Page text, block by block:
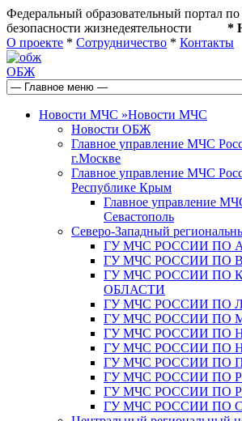
Федеральный образовательный портал
безопасности жизнедеятельности *
О проекте * Сотрудничество * Контакты
ОБЖ
Новости МЧС »Новости МЧС
Новости ОБЖ
Главное управление МЧС
г.Москве
Главное управление МЧС
Республике Крым
Главное управление
Севастополь
Северо-Западный
ГУ МЧС РОССИИ ПО
ГУ МЧС РОССИИ ПО
ГУ МЧС РОССИИ ПО
ОБЛАСТИ
ГУ МЧС РОССИИ ПО
ГУ МЧС РОССИИ ПО
ГУ МЧС РОССИИ ПО
ГУ МЧС РОССИИ ПО
ГУ МЧС РОССИИ ПО
ГУ МЧС РОССИИ ПО
ГУ МЧС РОССИИ ПО
ГУ МЧС РОССИИ ПО